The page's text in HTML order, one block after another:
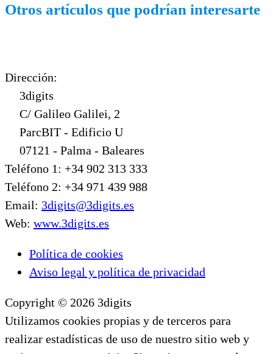
Otros artículos que podrían interesarte
Dirección:
3digits
C/ Galileo Galilei, 2
ParcBIT - Edificio U
07121 - Palma - Baleares
Teléfono 1: +34 902 313 333
Teléfono 2: +34 971 439 988
Email: 3digits@3digits.es
Web: www.3digits.es
Política de cookies
Aviso legal y política de privacidad
Copyright © 2026 3digits
Utilizamos cookies propias y de terceros para
realizar estadísticas de uso de nuestro sitio web y